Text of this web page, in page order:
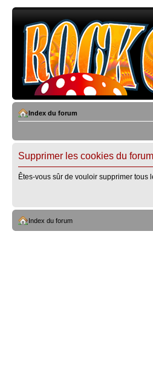
Index du forum
Supprimer les cookies du forum
Êtes-vous sûr de vouloir supprimer tous
Index du forum